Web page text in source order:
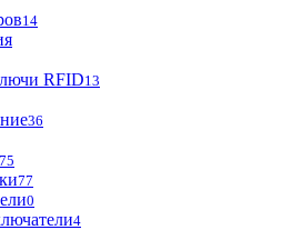
14
RFID13
36
75
77
0
4